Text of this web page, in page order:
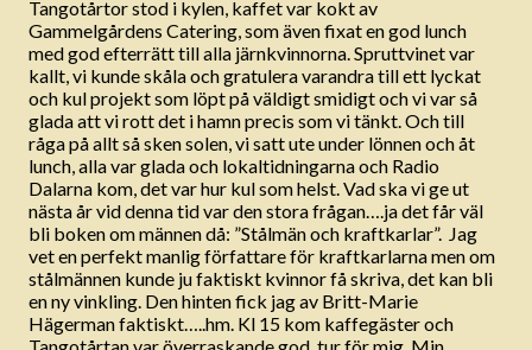
Tangotårtor stod i kylen, kaffet var kokt av
Gammelgårdens Catering, som även fixat en god lunch
med god efterrätt till alla järnkvinnorna. Spruttvinet var
kallt, vi kunde skåla och gratulera varandra till ett lyckat
och kul projekt som löpt på väldigt smidigt och vi var så
glada att vi rott det i hamn precis som vi tänkt. Och till
råga på allt så sken solen, vi satt ute under lönnen och åt
lunch, alla var glada och lokaltidningarna och Radio
Dalarna kom, det var hur kul som helst. Vad ska vi ge ut
nästa år vid denna tid var den stora frågan….ja det får väl
bli boken om männen då: ”Stålmän och kraftkarlar”. Jag
vet en perfekt manlig författare för kraftkarlarna men om
stålmännen kunde ju faktiskt kvinnor få skriva, det kan bli
en ny vinkling. Den hinten fick jag av Britt-Marie
Hägerman faktiskt…..hm. Kl 15 kom kaffegäster och